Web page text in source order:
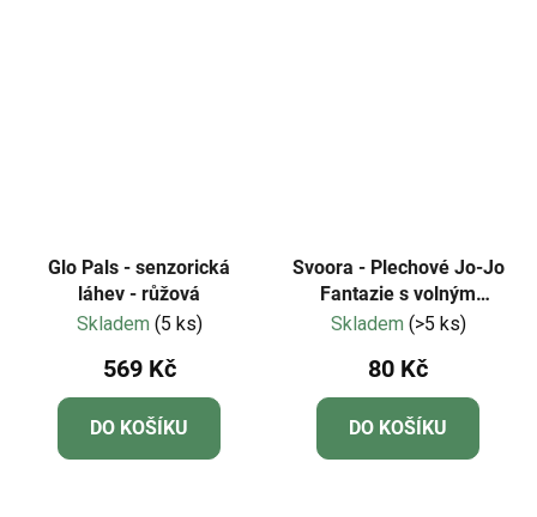
Glo Pals - senzorická
láhev - růžová
Skladem (5 ks)
569 Kč
DO KOŠÍKU
Svoora - Plechové Jo-Jo
Fantazie s volným
roztočením - obdélniky
Skladem (>5 ks)
80 Kč
DO KOŠÍKU